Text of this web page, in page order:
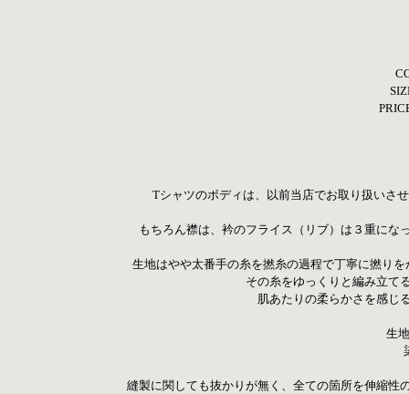
Tシャツのボディは、以前当店でお取り扱いさ
もちろん襟は、衿のフライス（リブ）は３重にな
生地はやや太番手の糸を撚糸の過程で丁寧に撚り
その糸をゆっくりと編み立て
肌あたりの柔らかさを感じ
生
縫製に関しても抜かりが無く、全ての箇所を伸縮性